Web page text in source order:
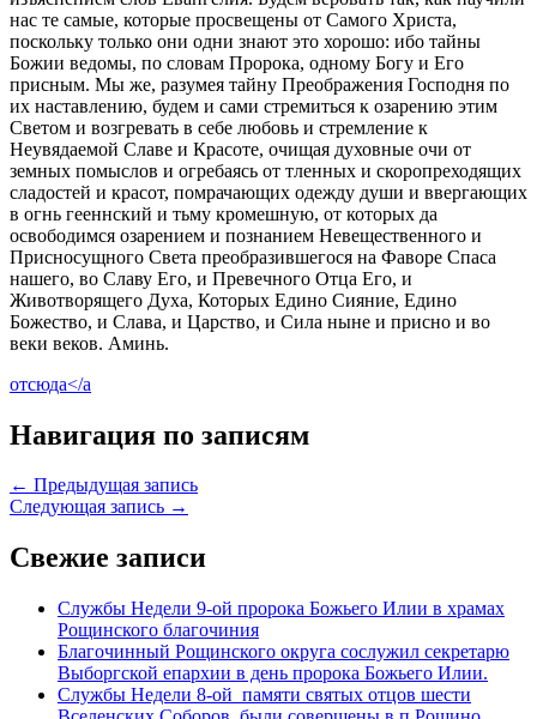
нас те самые, которые просвещены от Самого Христа,
поскольку только они одни знают это хорошо: ибо тайны
Божии ведомы, по словам Пророка, одному Богу и Его
присным. Мы же, разумея тайну Преображения Господня по
их наставлению, будем и сами стремиться к озарению этим
Светом и возгревать в себе любовь и стремление к
Неувядаемой Славе и Красоте, очищая духовные очи от
земных помыслов и огребаясь от тленных и скоропреходящих
сладостей и красот, помрачающих одежду души и ввергающих
в огнь гееннский и тьму кромешную, от которых да
освободимся озарением и познанием Невещественного и
Присносущного Света преобразившегося на Фаворе Спаса
нашего, во Славу Его, и Превечного Отца Его, и
Животворящего Духа, Которых Едино Сияние, Едино
Божество, и Слава, и Царство, и Сила ныне и присно и во
веки веков. Аминь.
отсюда</a
Навигация по записям
← Предыдущая запись
Следующая запись →
Свежие записи
Службы Недели 9-ой пророка Божьего Илии в храмах
Рощинского благочиния
Благочинный Рощинского округа сослужил секретарю
Выборгской епархии в день пророка Божьего Илии.
Службы Недели 8-ой памяти святых отцов шести